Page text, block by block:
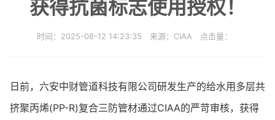
获得抗菌标志使用授权！
时间：2025-08-12 14:23:35 来源：CIAA 点击量：
日前，六安中财管道科技有限公司研发生产的给水用多层共
挤聚丙烯(PP-R)复合三防管材通过CIAA的严苛审核，获得